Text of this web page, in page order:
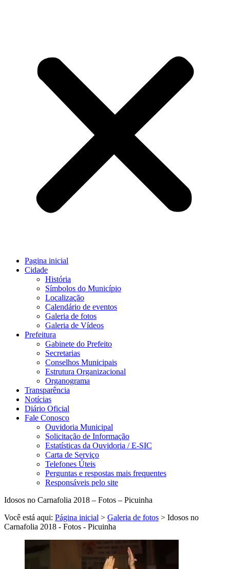
Pagina inicial
Cidade
História
Símbolos do Município
Localização
Calendário de eventos
Galeria de fotos
Galeria de Vídeos
Prefeitura
Gabinete do Prefeito
Secretarias
Conselhos Municipais
Estrutura Organizacional
Organograma
Transparência
Notícias
Diário Oficial
Fale Conosco
Ouvidoria Municipal
Solicitação de Informação
Estatísticas da Ouvidoria / E-SIC
Carta de Serviço
Telefones Úteis
Perguntas e respostas mais frequentes
Responsáveis pelo site
Idosos no Carnafolia 2018 – Fotos – Picuinha
Você está aqui: Página inicial > Galeria de fotos > Idosos no
Carnafolia 2018 - Fotos - Picuinha